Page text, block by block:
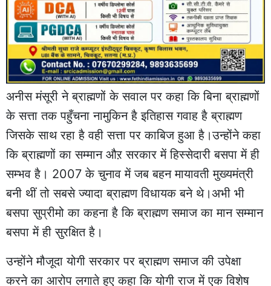
अनीस मंसूरी ने ब्राह्मणों के सवाल पर कहा कि बिना ब्राह्मणों
के सत्ता तक पहुँचना नामुकिन है इतिहास गवाह है ब्राह्मण
जिसके साथ रहा है वही सत्ता पर काबिज हुआ है।उन्होंने कहा
कि ब्राह्मणों का सम्मान औऱ सरकार में हिस्सेदारी बसपा में ही
सम्भव है। 2007 के चुनाव में जब बहन मायावती मुख्यमंत्री
बनी थीं तो सबसे ज्यादा ब्राह्मण विधायक बने थे।अभी भी
बसपा सुप्रीमो का कहना है कि ब्राह्मण समाज का मान सम्मान
बसपा में ही सुरक्षित है।
उन्होंने मौजूदा योगी सरकार पर ब्राह्मण समाज की उपेक्षा
करने का आरोप लगाते हुए कहा कि योगी राज में एक विशेष